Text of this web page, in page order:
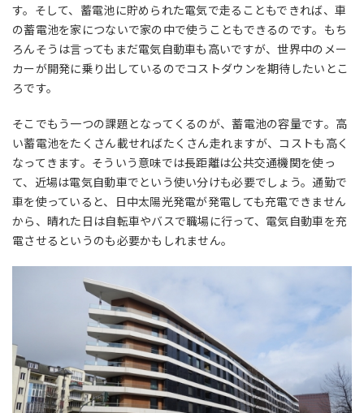
す。そして、蓄電池に貯められた電気で走ることもできれば、車
の蓄電池を家につないで家の中で使うこともできるのです。もち
ろんそうは言ってもまだ電気自動車も高いですが、世界中のメー
カーが開発に乗り出しているのでコストダウンを期待したいとこ
ろです。
そこでもう一つの課題となってくるのが、蓄電池の容量です。高
い蓄電池をたくさん載せればたくさん走れますが、コストも高く
なってきます。そういう意味では長距離は公共交通機関を使っ
て、近場は電気自動車でという使い分けも必要でしょう。通勤で
車を使っていると、日中太陽光発電が発電しても充電できません
から、晴れた日は自転車やバスで職場に行って、電気自動車を充
電させるというのも必要かもしれません。